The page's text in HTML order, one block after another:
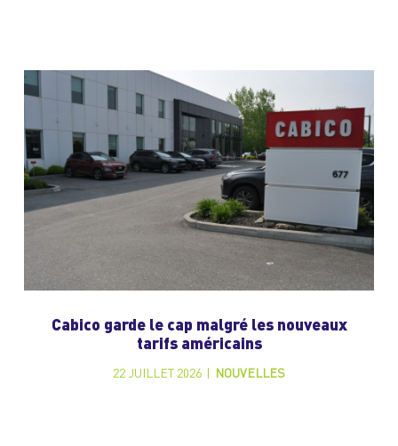
Cabico garde le cap malgré les nouveaux
tarifs américains
22 JUILLET 2026 NOUVELLES